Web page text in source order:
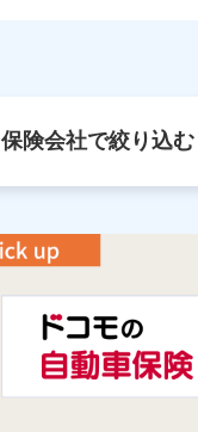
保険会社で絞り込む